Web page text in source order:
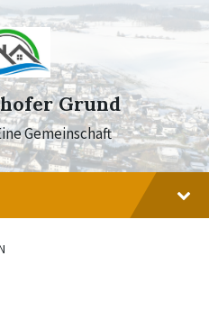
Grund
Gemeinschaft